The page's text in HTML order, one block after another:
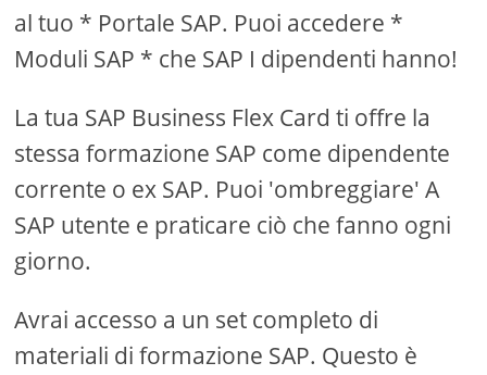
al tuo * Portale SAP. Puoi accedere *
Moduli SAP * che SAP I dipendenti hanno!
La tua SAP Business Flex Card ti offre la
stessa formazione SAP come dipendente
corrente o ex SAP. Puoi 'ombreggiare' A
SAP utente e praticare ciò che fanno ogni
giorno.
Avrai accesso a un set completo di
materiali di formazione SAP. Questo è